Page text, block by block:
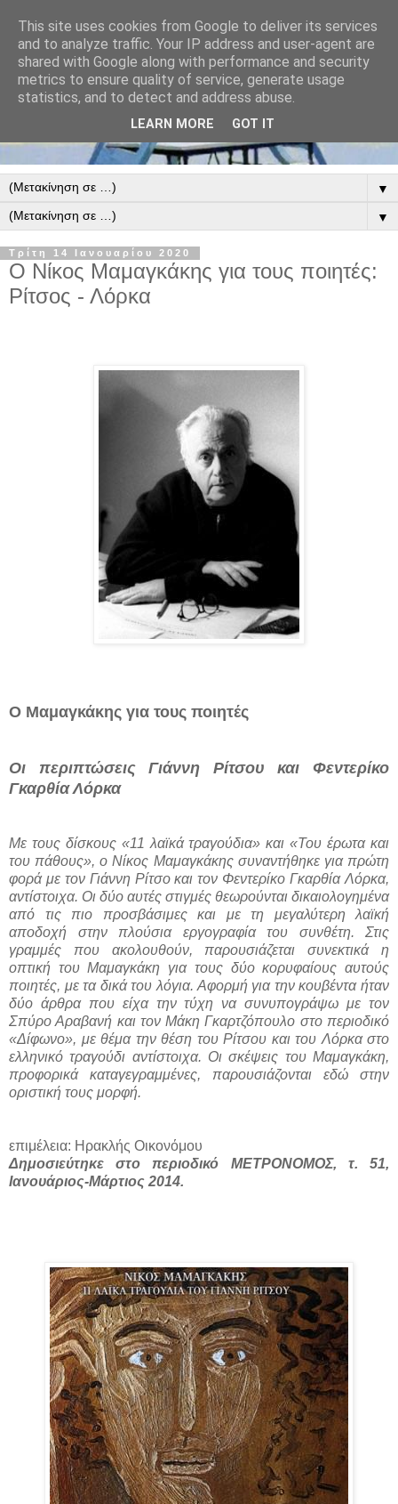
▼
▼
Τρίτη 14 Ιανουαρίου 2020
Ο Νίκος Μαμαγκάκης για τους ποιητές:
Ρίτσος - Λόρκα
Ο Μαμαγκάκης για τους ποιητές
Οι περιπτώσεις Γιάννη Ρίτσου και Φεντερίκο
Γκαρθία Λόρκα
Με τους δίσκους «11 λαϊκά τραγούδια» και «Του έρωτα και
του πάθους», ο Νίκος Μαμαγκάκης συναντήθηκε για πρώτη
φορά με τον Γιάννη Ρίτσο και τον Φεντερίκο Γκαρθία Λόρκα,
αντίστοιχα. Οι δύο αυτές στιγμές θεωρούνται δικαιολογημένα
από τις πιο προσβάσιμες και με τη μεγαλύτερη λαϊκή
αποδοχή στην πλούσια εργογραφία του συνθέτη. Στις
γραμμές που ακολουθούν, παρουσιάζεται συνεκτικά η
οπτική του Μαμαγκάκη για τους δύο κορυφαίους αυτούς
ποιητές, με τα δικά του λόγια. Αφορμή για την κουβέντα ήταν
δύο άρθρα που είχα την τύχη να συνυπογράψω με τον
Σπύρο Αραβανή και τον Μάκη Γκαρτζόπουλο στο περιοδικό
«Δίφωνο», με θέμα την θέση του Ρίτσου και του Λόρκα στο
ελληνικό τραγούδι αντίστοιχα. Οι σκέψεις του Μαμαγκάκη,
προφορικά καταγεγραμμένες, παρουσιάζονται εδώ στην
οριστική τους μορφή.
επιμέλεια: Ηρακλής Οικονόμου
Δημοσιεύτηκε στο περιοδικό ΜΕΤΡΟΝΟΜΟΣ, τ. 51,
Ιανουάριος-Μάρτιος 2014.
This site uses cookies from Google to deliver its services
and to analyze traffic. Your IP address and user-agent are
shared with Google along with performance and security
metrics to ensure quality of service, generate usage
statistics, and to detect and address abuse.
LEARN MORE GOT IT